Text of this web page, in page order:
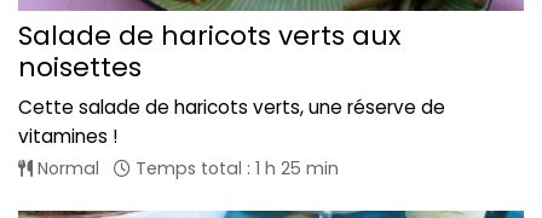
Salade de haricots verts aux
noisettes
Cette salade de haricots verts, une réserve de
vitamines !
Normal Temps total : 1 h 25 min